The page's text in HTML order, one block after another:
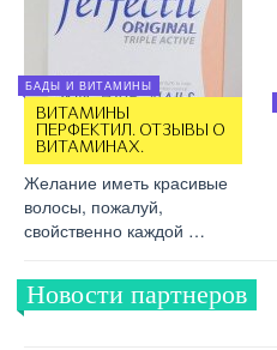
БАДЫ И ВИТАМИНЫ
ВИТАМИНЫ
ПЕРФЕКТИЛ. ОТЗЫВЫ О
ВИТАМИНАХ.
Желание иметь красивые
волосы, пожалуй,
свойственно каждой …
Новости партнеров